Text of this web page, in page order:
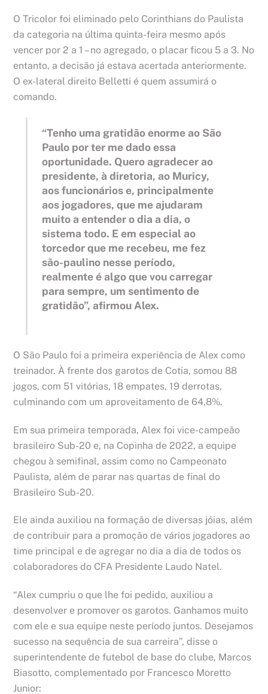
O Tricolor foi eliminado pelo Corinthians do Paulista
da categoria na última quinta-feira mesmo após
vencer por 2 a 1 – no agregado, o placar ficou 5 a 3. No
entanto, a decisão já estava acertada anteriormente.
O ex-lateral direito Belletti é quem assumirá o
comando.
“Tenho uma gratidão enorme ao São
Paulo por ter me dado essa
oportunidade. Quero agradecer ao
presidente, à diretoria, ao Muricy,
aos funcionários e, principalmente
aos jogadores, que me ajudaram
muito a entender o dia a dia, o
sistema todo. E em especial ao
torcedor que me recebeu, me fez
são-paulino nesse período,
realmente é algo que vou carregar
para sempre, um sentimento de
gratidão”, afirmou Alex.
O São Paulo foi a primeira experiência de Alex como
treinador. À frente dos garotos de Cotia, somou 88
jogos, com 51 vitórias, 18 empates, 19 derrotas,
culminando com um aproveitamento de 64,8%.
Em sua primeira temporada, Alex foi vice-campeão
brasileiro Sub-20 e, na Copinha de 2022, a equipe
chegou à semifinal, assim como no Campeonato
Paulista, além de parar nas quartas de final do
Brasileiro Sub-20.
Ele ainda auxiliou na formação de diversas jóias, além
de contribuir para a promoção de vários jogadores ao
time principal e de agregar no dia a dia de todos os
colaboradores do CFA Presidente Laudo Natel.
“Alex cumpriu o que lhe foi pedido, auxiliou a
desenvolver e promover os garotos. Ganhamos muito
com ele e sua equipe neste período juntos. Desejamos
sucesso na sequência de sua carreira”, disse o
superintendente de futebol de base do clube, Marcos
Biasotto, complementado por Francesco Moretto
Junior: